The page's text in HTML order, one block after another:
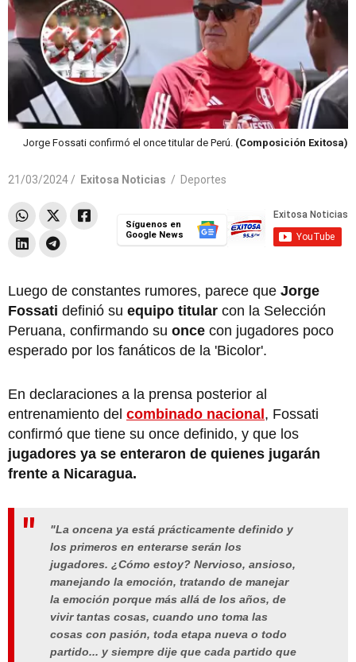
Jorge Fossati confirmó el once titular de Perú. (Composición Exitosa)
21/03/2024 / Exitosa Noticias / Deportes
Síguenos en
Google News
Luego de constantes rumores, parece que Jorge
Fossati definió su equipo titular con la Selección
Peruana, confirmando su once con jugadores poco
esperado por los fanáticos de la 'Bicolor'.
En declaraciones a la prensa posterior al
entrenamiento del combinado nacional, Fossati
confirmó que tiene su once definido, y que los
jugadores ya se enteraron de quienes jugarán
frente a Nicaragua.
"La oncena ya está prácticamente definido y
los primeros en enterarse serán los
jugadores. ¿Cómo estoy? Nervioso, ansioso,
manejando la emoción, tratando de manejar
la emoción porque más allá de los años, de
vivir tantas cosas, cuando uno toma las
cosas con pasión, toda etapa nueva o todo
partido... y siempre dije que cada partido que